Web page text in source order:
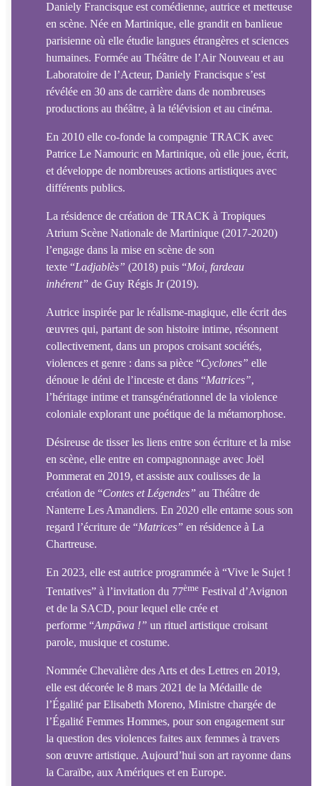
Daniely Francisque est comédienne, autrice et metteuse
en scène. Née en Martinique, elle grandit en banlieue
parisienne où elle étudie langues étrangères et sciences
humaines. Formée au Théâtre de l’Air Nouveau et au
Laboratoire de l’Acteur, Daniely Francisque s’est
révélée en 30 ans de carrière dans de nombreuses
productions au théâtre, à la télévision et au cinéma.
En 2010 elle co-fonde la compagnie TRACK avec
Patrice Le Namouric en Martinique, où elle joue, écrit,
et développe de nombreuses actions artistiques avec
différents publics.
La résidence de création de TRACK à Tropiques
Atrium Scène Nationale de Martinique (2017-2020)
l’engage dans la mise en scène de son
texte “Ladjablès”(2018) puis “Moi, fardeau
inhérent”de Guy Régis Jr (2019).
Autrice inspirée par le réalisme-magique, elle écrit des
œuvres qui, partant de son histoire intime, résonnent
collectivement, dans un propos croisant sociétés,
violences et genre : dans sa pièce “Cyclones”elle
dénoue le déni de l’inceste et dans “Matrices”,
l’héritage intime et transgénérationnel de la violence
coloniale explorant une poétique de la métamorphose.
Désireuse de tisser les liens entre son écriture et la mise
en scène, elle entre en compagnonnage avec Joël
Pommerat en 2019, et assiste aux coulisses de la
création de “Contes et Légendes”au Théâtre de
Nanterre Les Amandiers. En 2020 elle entame sous son
regard l’écriture de “Matrices”en résidence à La
Chartreuse.
En 2023, elle est autrice programmée à “Vive le Sujet !
Tentatives” à l’invitation du 77ème Festival d’Avignon
et de la SACD, pour lequel elle crée et
performe “Ampāwa !”un rituel artistique croisant
parole, musique et costume.
Nommée Chevalière des Arts et des Lettres en 2019,
elle est décorée le 8 mars 2021 de la Médaille de
l’Égalité par Elisabeth Moreno, Ministre chargée de
l’Égalité Femmes Hommes, pour son engagement sur
la question des violences faites aux femmes à travers
son œuvre artistique. Aujourd’hui son art rayonne dans
la Caraïbe, aux Amériques et en Europe.